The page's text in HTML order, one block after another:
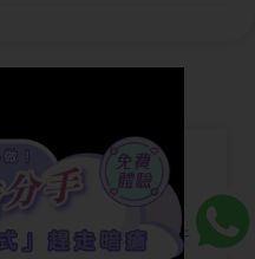
章
何治療石頭瘡？敷牙